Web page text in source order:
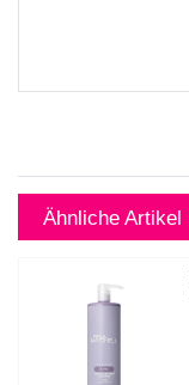
Ähnliche Artikel